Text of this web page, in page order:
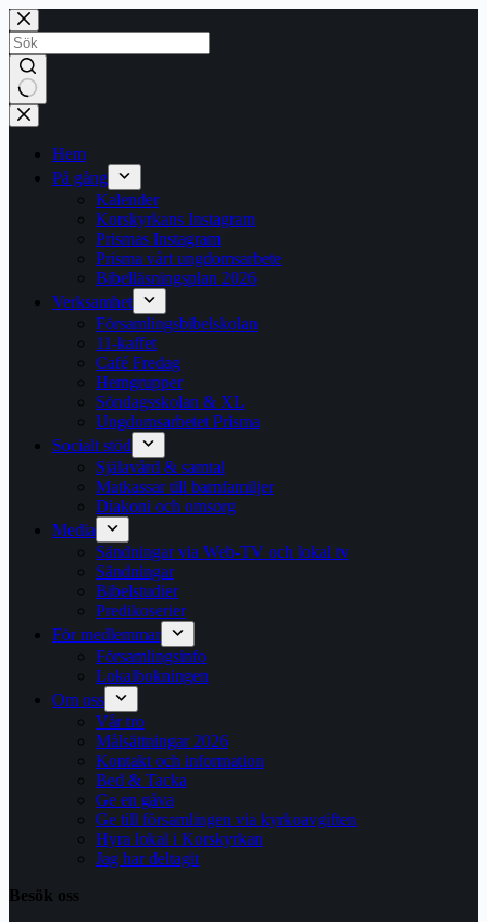
Hoppa
till
innehåll
Inga
resultat
Hem
På gång
Kalender
Korskyrkans Instagram
Prismas Instagram
Prisma vårt ungdomsarbete
Bibelläsningsplan 2026
Verksamhet
Församlingsbibelskolan
11-kaffet
Café Fredag
Hemgrupper
Söndagsskolan & XL
Ungdomsarbetet Prisma
Socialt stöd
Själavård & samtal
Matkassar till barnfamiljer
Diakoni och omsorg
Media
Sändningar via Web-TV och lokal tv
Sändningar
Bibelstudier
Predikoserier
För medlemmar
Församlingsinfo
Lokalbokningen
Om oss
Vår tro
Målsättningar 2026
Kontakt och information
Bed & Tacka
Ge en gåva
Ge till församlingen via kyrkoavgiften
Hyra lokal i Korskyrkan
Jag har deltagit
Besök oss